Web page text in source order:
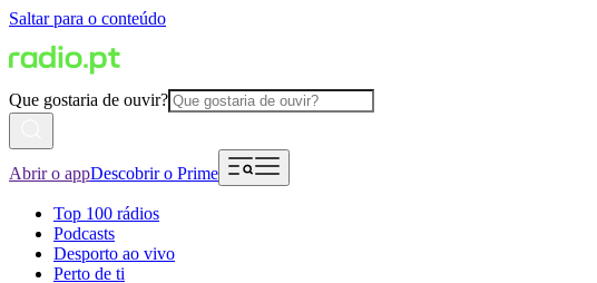
Saltar para o conteúdo
Que gostaria de ouvir?
Abrir o appDescobrir o Prime
Top 100 rádios
Podcasts
Desporto ao vivo
Perto de ti